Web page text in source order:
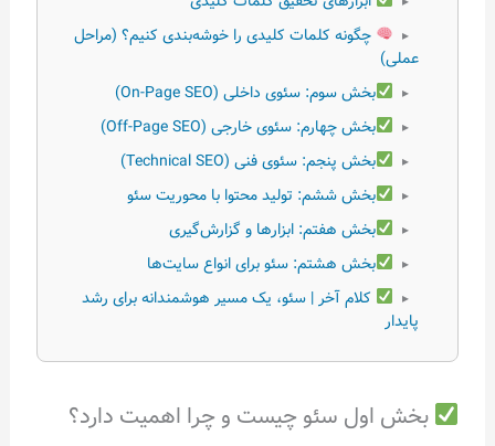
▸
چگونه کلمات کلیدی را خوشه‌بندی کنیم؟ (مراحل
عملی)
▸ بخش سوم: سئوی داخلی (On-Page SEO)
▸ بخش چهارم: سئوی خارجی (Off-Page SEO)
▸ بخش پنجم: سئوی فنی (Technical SEO)
▸ بخش ششم: تولید محتوا با محوریت سئو
▸ بخش هفتم: ابزارها و گزارش‌گیری
▸ بخش هشتم: سئو برای انواع سایت‌ها
▸
کلام آخر | سئو، یک مسیر هوشمندانه برای رشد
پایدار
بخش اول سئو چیست و چرا اهمیت دارد؟